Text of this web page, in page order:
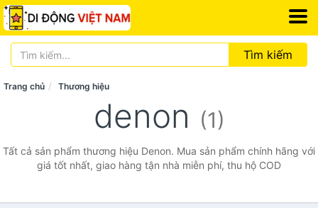
Tìm kiếm
Trang chủ Thương hiệu
denon (1)
Tất cả sản phẩm thương hiệu Denon. Mua sản phẩm chính hãng với
giá tốt nhất, giao hàng tận nhà miễn phí, thu hộ COD